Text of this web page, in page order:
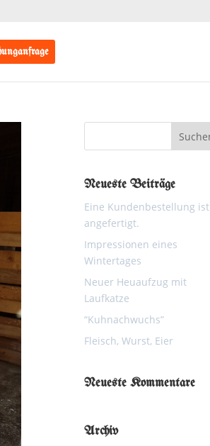
Neueste Beiträge
Eine Kundenbestellung ist
angefertigt.
Impressionen eines
Wintertages
Neuer Heuaufzug mit
Laufkatze
“Kuhnachwuchs”
Fleisch, Wurst, Eier
Neueste Kommentare
Archiv